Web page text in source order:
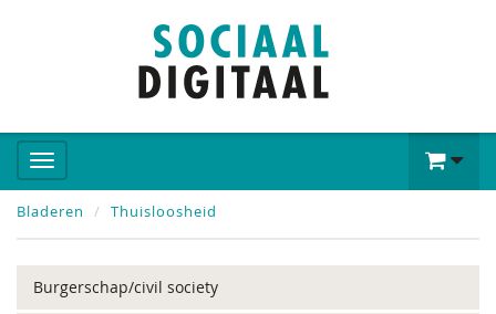
Bladeren Thuisloosheid
Burgerschap/civil society